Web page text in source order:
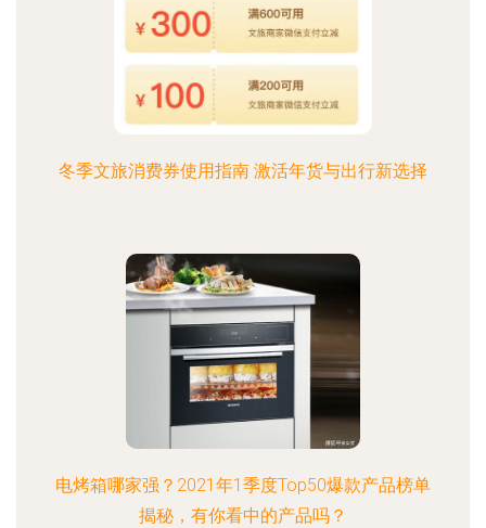
冬季文旅消费券使用指南 激活年货与出行新选择
电烤箱哪家强？2021年1季度Top50爆款产品榜单
揭秘，有你看中的产品吗？